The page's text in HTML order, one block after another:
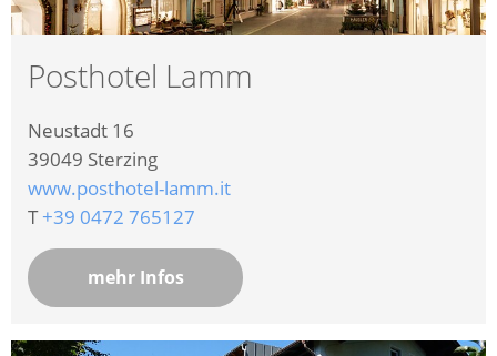
Posthotel Lamm
Neustadt 16
39049 Sterzing
www.posthotel-lamm.it
T+39 0472 765127
mehr Infos